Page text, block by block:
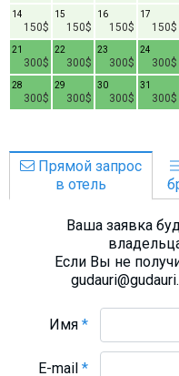
150$
14
150$
15
150$
16
150$
17
300$
21
300$
22
300$
23
300$
24
300$
28
300$
29
300$
30
300$
31
Прямой запрос
в отель
Ваша заявка
Если Вы не
Имя*
E-mail*